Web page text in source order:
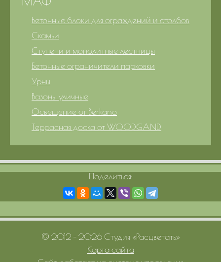
Бетонные блоки для ограждений и столбов
Скамьи
Ступени и монолитные лестницы
Бетонные ограничители парковки
Урны
Вазоны уличные
Освещение от Berkano
Террасная доска от WOODGAND
Поделиться:
© 2012 – 2026 Студия «Расцветать»
Карта сайта